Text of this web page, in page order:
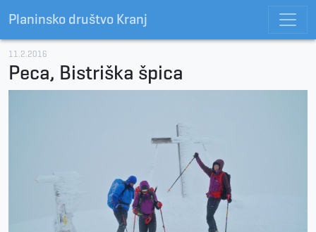
Planinsko društvo Kranj
11.2.2016
Peca, Bistriška špica